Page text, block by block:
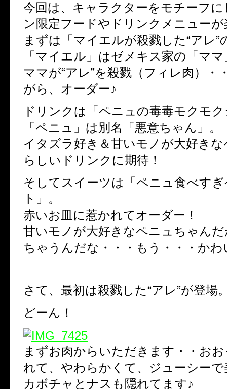
今回は、キャラクターをモチーフ
ン限定フードやドリンクメニュー
まずは「マイエルが殺戮した“アレ”
「マイエル」はゼメキス家の「ママ
ママが“アレ”を殺戮（フィレ肉）・
がら、オーダー♪
ドリンクは「ペニュの毒毒モクモ
「ペニュ」は別名「悪意ちゃん」。
イタズラ好き＆甘いモノが大好き
らしいドリンクに期待！
そしてスイーツは「ペニュ食べす
ト」。
赤いお皿に惹かれてオーダー！
甘いモノが大好きなペニュちゃん
ちゃうんだな・・・もう・・・か
さて、最初は殺戮した“アレ”が登場
どーん！
まずお肉からいただきます・・お
れて、やわらかくて、ジューシー
カボチャとナスも隠れてます♪